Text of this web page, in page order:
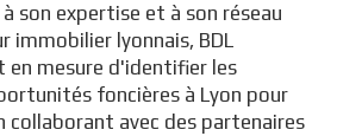
son expertise et à son réseau
immobilier lyonnais, BDL
en mesure d'identifier les
foncières à Lyon pour
collaborant avec des partenaires